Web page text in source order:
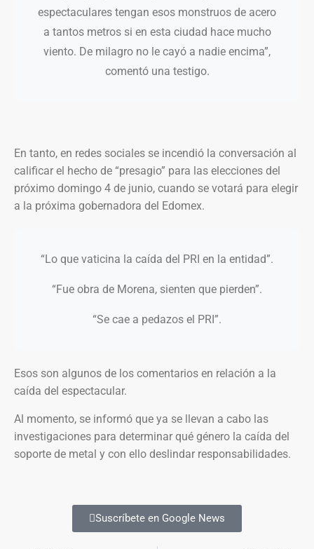
espectaculares tengan esos monstruos de acero
a tantos metros si en esta ciudad hace mucho
viento. De milagro no le cayó a nadie encima”,
comentó una testigo.
En tanto, en redes sociales se incendió la conversación al
calificar el hecho de “presagio” para las elecciones del
próximo domingo 4 de junio, cuando se votará para elegir
a la próxima gobernadora del Edomex.
“Lo que vaticina la caída del PRI en la entidad”.
“Fue obra de Morena, sienten que pierden”.
“Se cae a pedazos el PRI”.
Esos son algunos de los comentarios en relación a la
caída del espectacular.
Al momento, se informó que ya se llevan a cabo las
investigaciones para determinar qué género la caída del
soporte de metal y con ello deslindar responsabilidades.
Suscríbete en Google News